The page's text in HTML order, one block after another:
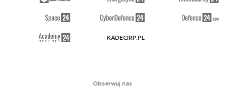
Obserwuj nas
KADECIRP.PL